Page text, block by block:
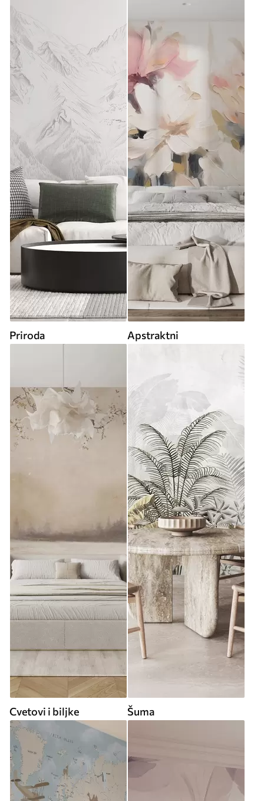
Priroda Apstraktni
Cvetovi i biljke Šuma